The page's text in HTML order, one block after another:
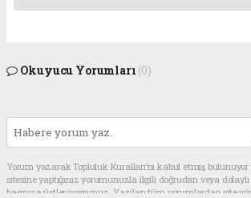
Okuyucu Yorumları (0)
Yorum yazarak Topluluk Kuralları’nı kabul etmiş
sitesine yaptığınız yorumunuzla ilgili doğrudan veya
başınıza üstleniyorsunuz. Yazılan tüm yorumlardan site